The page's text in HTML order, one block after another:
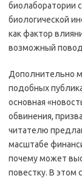
биолаборатории
биологической
как фактор
возможный повод
Дополнительно
подобных
основная
обвинения,
читателю
масштабе
почему может
повестку. В этом